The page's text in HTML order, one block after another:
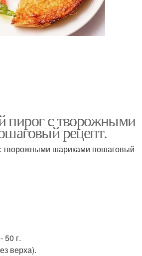
с творожными
рецепт.
творожными шариками пошаговый
50 г.
верха).